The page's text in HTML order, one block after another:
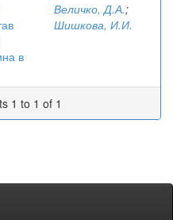
в
Величко, Д.А.;
Шишкова, И.И.
1 to 1 of 1